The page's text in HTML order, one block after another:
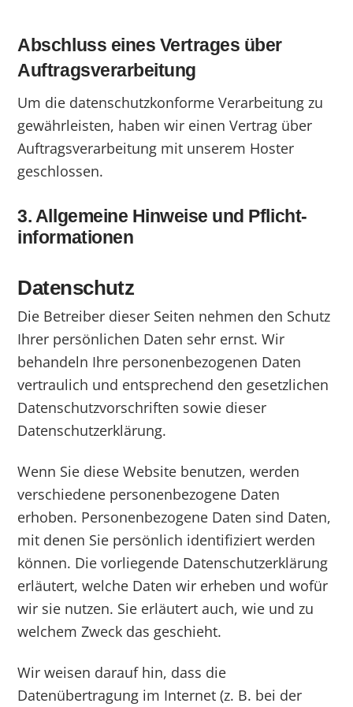
Abschluss eines Vertrages über
Auftragsverarbeitung
Um die datenschutzkonforme Verarbeitung zu
gewährleisten, haben wir einen Vertrag über
Auftragsverarbeitung mit unserem Hoster
geschlossen.
3. Allgemeine Hinweise und Pflicht­
informationen
Datenschutz
Die Betreiber dieser Seiten nehmen den Schutz
Ihrer persönlichen Daten sehr ernst. Wir
behandeln Ihre personenbezogenen Daten
vertraulich und entsprechend den gesetzlichen
Datenschutzvorschriften sowie dieser
Datenschutzerklärung.
Wenn Sie diese Website benutzen, werden
verschiedene personenbezogene Daten
erhoben. Personenbezogene Daten sind Daten,
mit denen Sie persönlich identifiziert werden
können. Die vorliegende Datenschutzerklärung
erläutert, welche Daten wir erheben und wofür
wir sie nutzen. Sie erläutert auch, wie und zu
welchem Zweck das geschieht.
Wir weisen darauf hin, dass die
Datenübertragung im Internet (z. B. bei der